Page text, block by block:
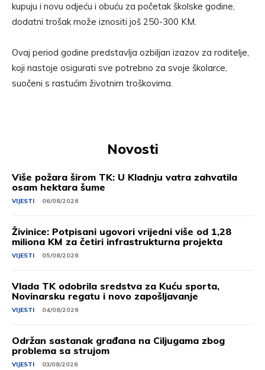
kupuju i novu odjeću i obuću za početak školske godine,
dodatni trošak može iznositi još 250-300 KM.
Ovaj period godine predstavlja ozbiljan izazov za roditelje,
koji nastoje osigurati sve potrebno za svoje školarce,
suočeni s rastućim životnim troškovima.
Novosti
Više požara širom TK: U Kladnju vatra zahvatila
osam hektara šume
VIJESTI 06/08/2026
Živinice: Potpisani ugovori vrijedni više od 1,28
miliona KM za četiri infrastrukturna projekta
VIJESTI 05/08/2026
Vlada TK odobrila sredstva za Kuću sporta,
Novinarsku regatu i novo zapošljavanje
VIJESTI 04/08/2026
Održan sastanak građana na Ciljugama zbog
problema sa strujom
VIJESTI 03/08/2026